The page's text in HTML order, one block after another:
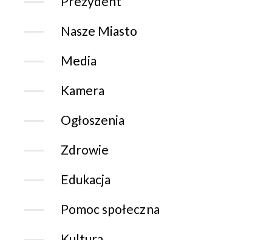
Nasze Miasto
Media
Kamera
Ogłoszenia
Zdrowie
Edukacja
Pomoc społeczna